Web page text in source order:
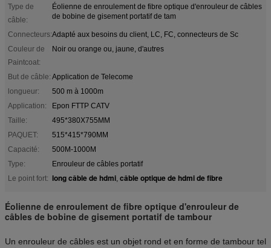
Type de
câble:
Éolienne de enroulement de fibre optique d'enrouleur de câbles
de bobine de gisement portatif de tam
Connecteurs:Adapté aux besoins du client, LC, FC, connecteurs de Sc
Couleur de
Paintcoat:
Noir ou orange ou, jaune, d'autres
But de câble: Application de Telecome
longueur:
500 m à 1000m
Application:
Epon FTTP CATV
Taille:
495*380X755MM
PAQUET:
515*415*790MM
Capacité:
500M-1000M
Type:
Enrouleur de câbles portatif
Le point fort: long câble de hdmi, câble optique de hdmi de fibre
Éolienne de enroulement de fibre optique d'enrouleur de
câbles de bobine de gisement portatif de tambour
Un enrouleur de câbles est un objet rond et en forme de tambour tel